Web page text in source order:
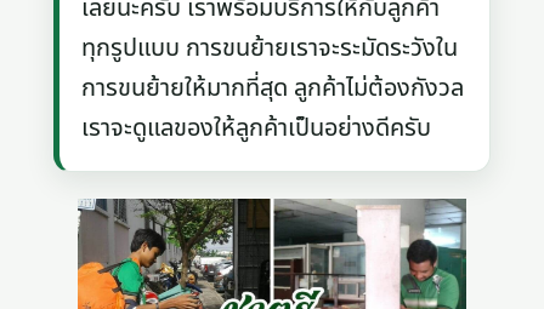
เลยนะครับ เราพร้อมบริการให้กับลูกค้า
ทุกรูปแบบ การขนย้ายเราจะระมัดระวังใน
การขนย้ายให้มากที่สุด ลูกค้าไม่ต้องกังวล
เราจะดูแลของให้ลูกค้าเป็นอย่างดีครับ